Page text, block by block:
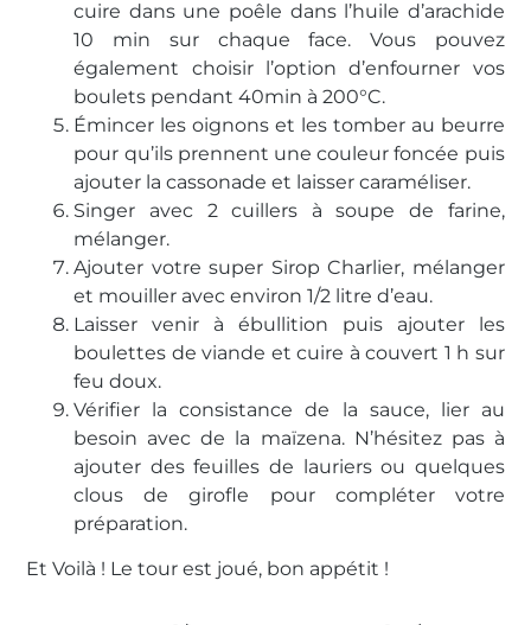
cuire dans une poêle dans l’huile d’arachide
10 min sur chaque face. Vous pouvez
également choisir l’option d’enfourner vos
boulets pendant 40min à 200°C.
Émincer les oignons et les tomber au beurre
pour qu’ils prennent une couleur foncée puis
ajouter la cassonade et laisser caraméliser.
Singer avec 2 cuillers à soupe de farine,
mélanger.
Ajouter votre super Sirop Charlier, mélanger
et mouiller avec environ 1/2 litre d’eau.
Laisser venir à ébullition puis ajouter les
boulettes de viande et cuire à couvert 1 h sur
feu doux.
Vérifier la consistance de la sauce, lier au
besoin avec de la maïzena. N’hésitez pas à
ajouter des feuilles de lauriers ou quelques
clous de girofle pour compléter votre
préparation.
Et Voilà ! Le tour est joué, bon appétit !